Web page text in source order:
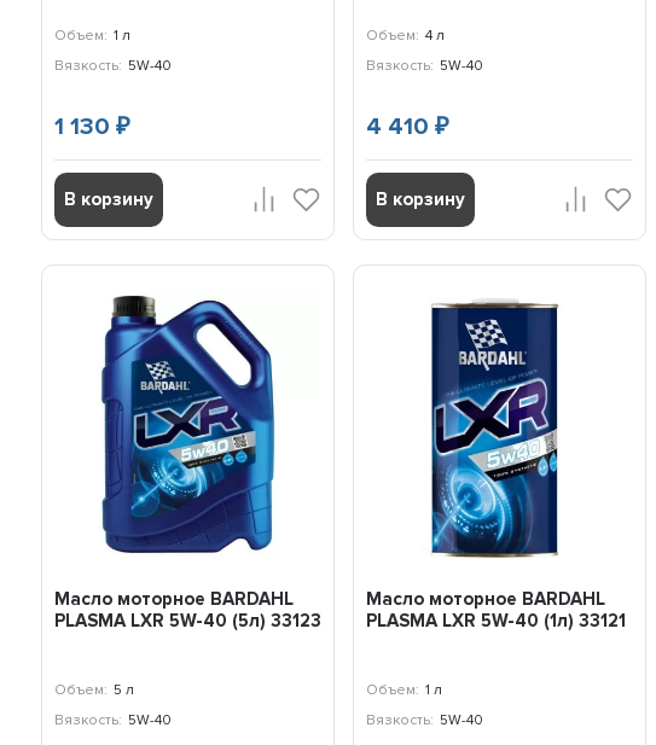
Объем: 1 л
Вязкость: 5W-40
1 130₽
В корзину
Объем: 4 л
Вязкость: 5W-40
4 410₽
В корзину
Масло моторное BARDAHL
PLASMA LXR 5W-40 (5л) 33123
Объем: 5 л
Вязкость: 5W-40
Масло моторное BARDAHL
PLASMA LXR 5W-40 (1л) 33121
Объем: 1 л
Вязкость: 5W-40